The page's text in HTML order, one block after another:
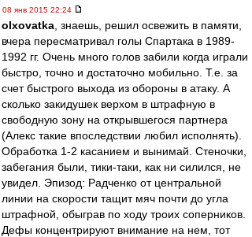
08 янв 2015 22:24
olxovatka , знаешь, решил освежить в памяти,
вчера пересматривал голы Спартака в 1989-
1992 гг. Очень много голов забили когда играли
быстро, точно и достаточно мобильно. Т.е. за
счет быстрого выхода из обороны в атаку. А
сколько закидушек верхом в штрафную в
свободную зону на открывшегося партнера
(Алекс такие впоследствии любил исполнять).
Обработка 1-2 касанием и вынимай. Стеночки,
забегания были, тики-таки, как ни силился, не
увидел. Эпизод: Радченко от центральной
линии на скорости тащит мяч почти до угла
штрафной, обыграв по ходу троих соперников.
Дефы концентрируют внимание на нем, тот